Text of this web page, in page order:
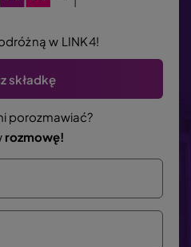
w LINK4!
składkę
porozmawiać?
rozmowę!